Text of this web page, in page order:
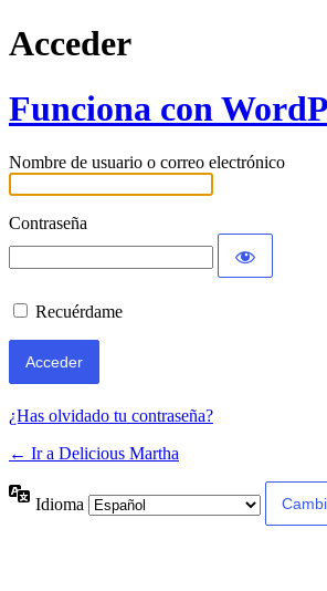
Acceder
Funciona con
Nombre de usuario o correo electrónico
Contraseña
Recuérdame
¿Has olvidado tu contraseña?
← Ir a Delicious Martha
Idioma